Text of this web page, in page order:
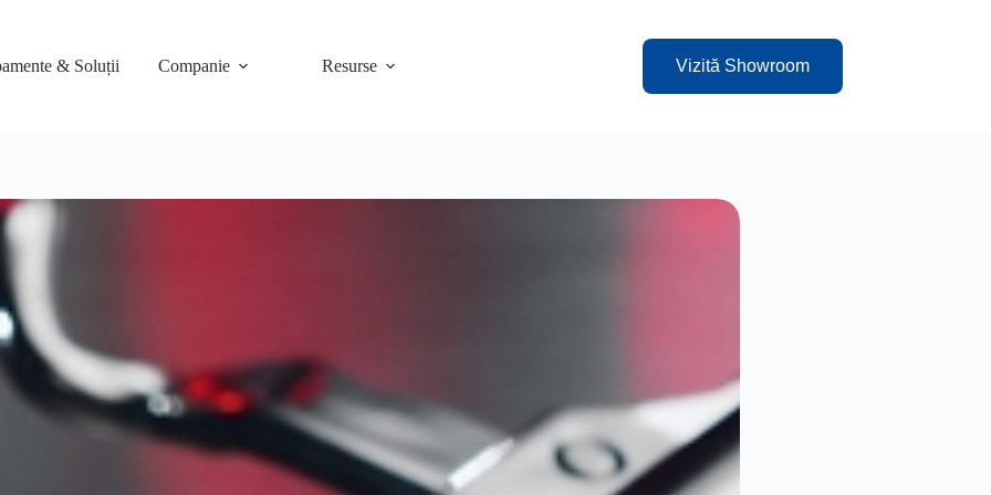
& Soluții
Companie Resurse Vizită Showroom